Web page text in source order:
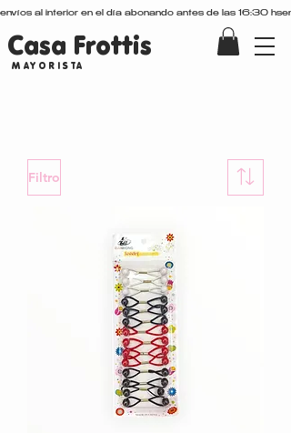
envíos al interior en el día abonando antes de las 16:30 hs
Casa Frottis
MAYORISTA
Filtro